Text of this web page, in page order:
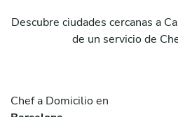
Descubre ciudades cercanas a
de un servicio de
Chef a Domicilio en